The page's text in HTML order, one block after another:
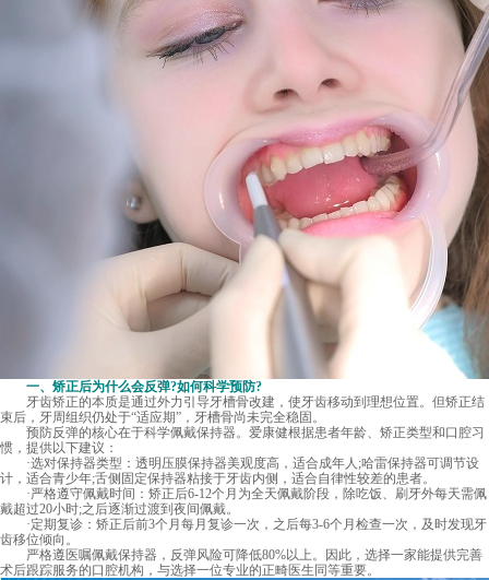
一、矫正后为什么会反弹?如何科学预防?
牙齿矫正的本质是通过外力引导牙槽骨改建，使牙齿移动到理想位置。但矫正结
束后，牙周组织仍处于“适应期”，牙槽骨尚未完全稳固。
预防反弹的核心在于科学佩戴保持器。爱康健根据患者年龄、矫正类型和口腔习
惯，提供以下建议：
·选对保持器类型：透明压膜保持器美观度高，适合成年人;哈雷保持器可调节设
计，适合青少年;舌侧固定保持器粘接于牙齿内侧，适合自律性较差的患者。
·严格遵守佩戴时间：矫正后6-12个月为全天佩戴阶段，除吃饭、刷牙外每天需佩
戴超过20小时;之后逐渐过渡到夜间佩戴。
·定期复诊：矫正后前3个月每月复诊一次，之后每3-6个月检查一次，及时发现牙
齿移位倾向。
严格遵医嘱佩戴保持器，反弹风险可降低80%以上。因此，选择一家能提供完善
术后跟踪服务的口腔机构，与选择一位专业的正畸医生同等重要。